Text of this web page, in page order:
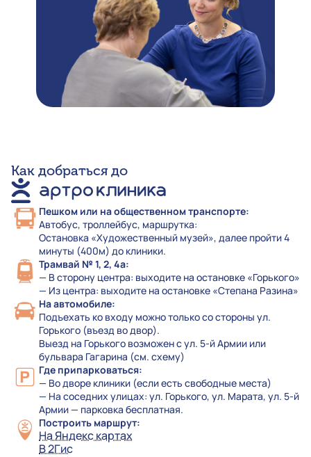
Как добраться до
Пешком или на общественном транспорте:
Автобус, троллейбус, маршрутка:
Остановка «Художественный музей», далее пройти 4
минуты (400м) до клиники.
Трамвай № 1, 2, 4а:
— В сторону центра: выходите на остановке «Горького»
— Из центра: выходите на остановке «Степана Разина»
На автомобиле:
Подъехать ко входу можно только со стороны ул.
Горького (въезд во двор).
Выезд на Горького возможен с ул. 5-й Армии или
бульвара Гагарина (см. схему)
Где припарковаться:
— Во дворе клиники (если есть свободные места)
— На соседних улицах: ул. Горького, ул. Марата, ул. 5-й
Армии — парковка бесплатная.
Построить маршрут:
На Яндекс картах
В 2Гис